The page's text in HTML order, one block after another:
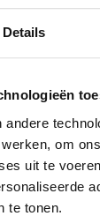
Details
om
uit te
te tonen.
(enkel op
met
€ 5,- per